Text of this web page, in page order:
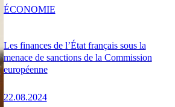
Les finances de l’État français sous la
menace de sanctions de la Commission
européenne
22.08.2024
ÉCONOMIE